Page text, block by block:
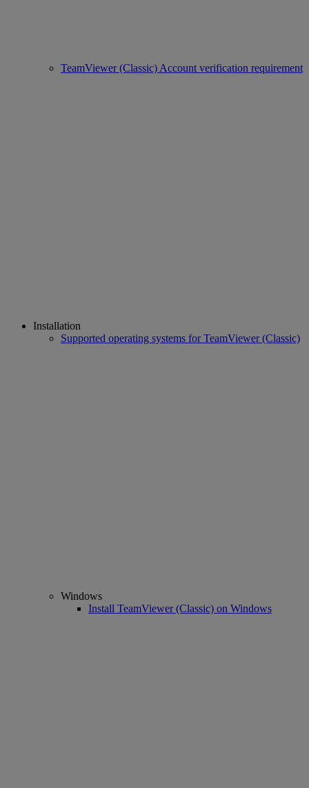
TeamViewer (Classic) Account verification requirement
Installation
Supported operating systems for TeamViewer (Classic)
Windows
Install TeamViewer (Classic) on Windows